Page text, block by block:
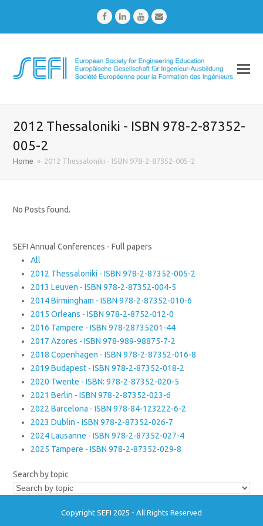
FacebookLinkedInYoutubeEmail
2012 Thessaloniki - ISBN 978-2-87352-
005-2
Home » 2012 Thessaloniki - ISBN 978-2-87352-005-2
No Posts found.
SEFI Annual Conferences - Full papers
All
2012 Thessaloniki - ISBN 978-2-87352-005-2
2013 Leuven - ISBN 978-2-87352-004-5
2014 Birmingham - ISBN 978-2-87352-010-6
2015 Orleans - ISBN 978-2-8752-012-0
2016 Tampere - ISBN 978-28735201-44
2017 Azores - ISBN 978-989-98875-7-2
2018 Copenhagen - ISBN 978-2-87352-016-8
2019 Budapest - ISBN 978-2-87352-018-2
2020 Twente - ISBN: 978-2-87352-020-5
2021 Berlin - ISBN 978-2-87352-023-6
2022 Barcelona - ISBN 978-84-123222-6-2
2023 Dublin - ISBN 978-2-87352-026-7
2024 Lausanne - ISBN 978-2-87352-027-4
2025 Tampere - ISBN 978-2-87352-029-8
Search by topic
Copyright SEFI 2025 - All Rights Reserved